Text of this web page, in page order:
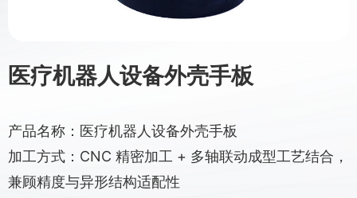
医疗机器人设备外壳手板
产品名称：医疗机器人设备外壳手板
加工方式：CNC 精密加工 + 多轴联动成型工艺结合，
兼顾精度与异形结构适配性